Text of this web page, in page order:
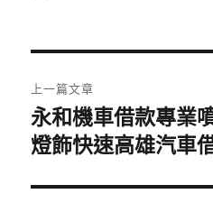
章
導
覽
上一篇文章
上
一
文
永和機車借款專業
燈飾快速高雄汽車